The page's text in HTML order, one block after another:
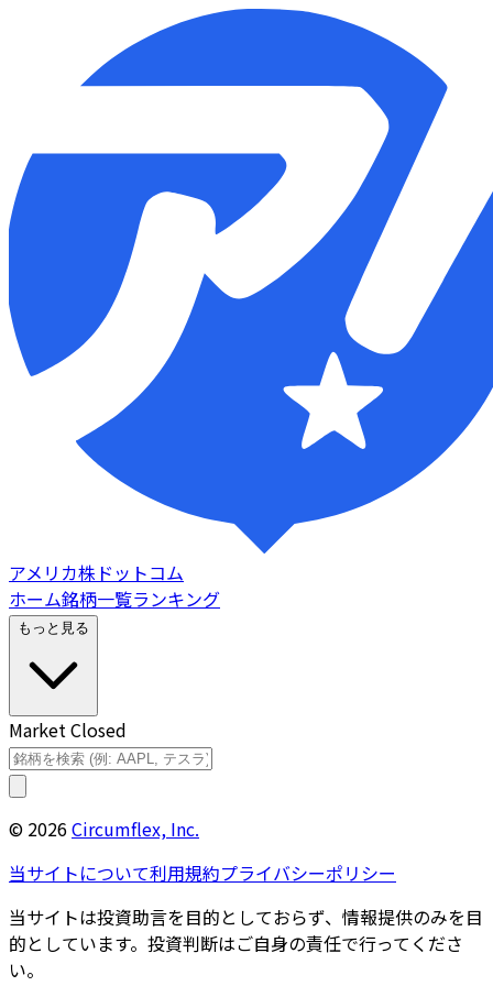
アメリカ株ドットコム
ホーム銘柄一覧ランキング
もっと見る
Market Closed
© 2026Circumflex, Inc.
当サイトについて利用規約プライバシーポリシー
当サイトは投資助言を目的としておらず、情報提供のみを目
的としています。投資判断はご自身の責任で行ってくださ
い。